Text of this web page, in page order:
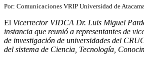
Por: Comunicaciones VRIP Universidad de Atacama
El Vicerrector VIDCA Dr. Luis Miguel
instancia que reunió a representantes de
de investigación de universidades del
del sistema de Ciencia, Tecnología,